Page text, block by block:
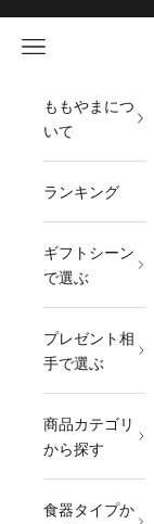
メニュー
ももやまにつ
いて
ランキング
ギフトシーン
で選ぶ
プレゼント相
手で選ぶ
商品カテゴリ
から探す
食器タイプか